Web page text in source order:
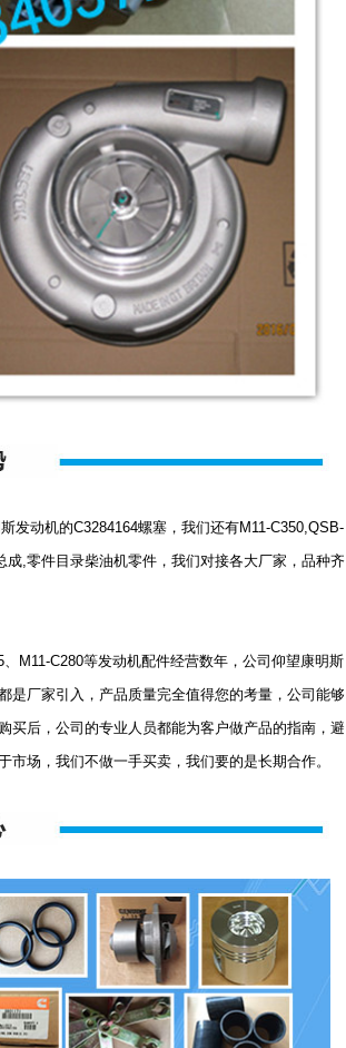
动机的C3284164螺塞，我们还有M11-C350,QSB-
,零件目录柴油机零件，我们对接各大厂家，品种齐
M11-C280等发动机配件经营数年，公司仰望康明斯
是厂家引入，产品质量完全值得您的考量，公司能够
买后，公司的专业人员都能为客户做产品的指南，避
场，我们不做一手买卖，我们要的是长期合作。